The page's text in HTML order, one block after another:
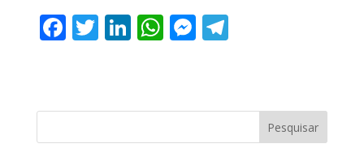
F
b
T
er
Li
e
W
s
M
e
T
gr